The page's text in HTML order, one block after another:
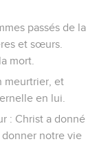
passés de la
et sœurs.
mort.
meurtrier, et
en lui.
: Christ a donné
donner notre vie